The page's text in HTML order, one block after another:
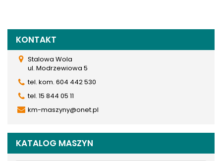
KONTAKT
Stalowa Wola
ul. Modrzewiowa 5
tel. kom. 604 442 530
tel. 15 844 05 11
km-maszyny@onet.pl
KATALOG MASZYN